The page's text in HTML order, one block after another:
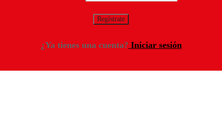
¿Ya tienes una cuenta? Iniciar sesión